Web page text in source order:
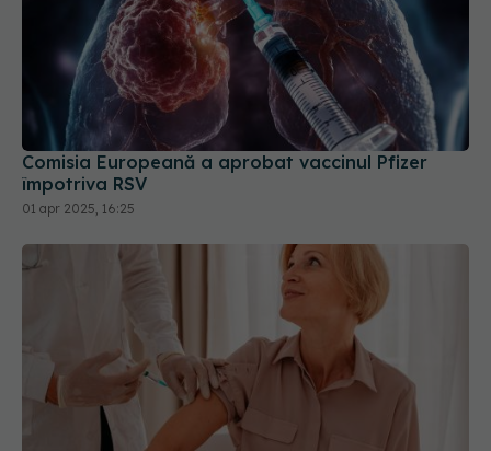
Comisia Europeană a aprobat vaccinul Pfizer
împotriva RSV
01 apr 2025, 16:25